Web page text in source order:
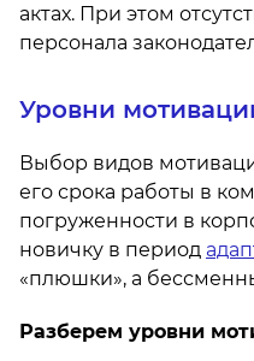
актах. При этом
персонала
Уровни
Выбор видов
его срока работы в
погруженности в
новичку в период
«плюшки», а
Разберем уровни